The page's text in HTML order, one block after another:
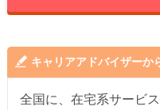
キャリアアドバイザーか
全国に、在宅系サービ